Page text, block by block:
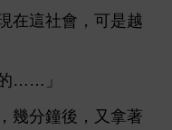
社 ，
越
……」
，幾分鐘
，又拿著